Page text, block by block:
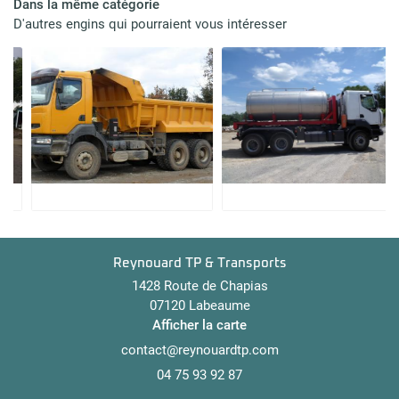
engins
Actualités
Contact
INSCRIPTION
Dans la même catégorie
D'autres engins qui pourraient vous intéresser
Reynouard TP & Transports
1428 Route de Chapias
07120 Labeaume
Afficher la carte
04 75 93 92 87